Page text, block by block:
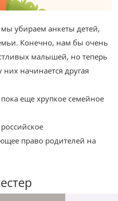
убираем анкеты детей,
Конечно, нам бы очень
малышей, но теперь
них начинается другая
еще хрупкое семейное
право родителей на